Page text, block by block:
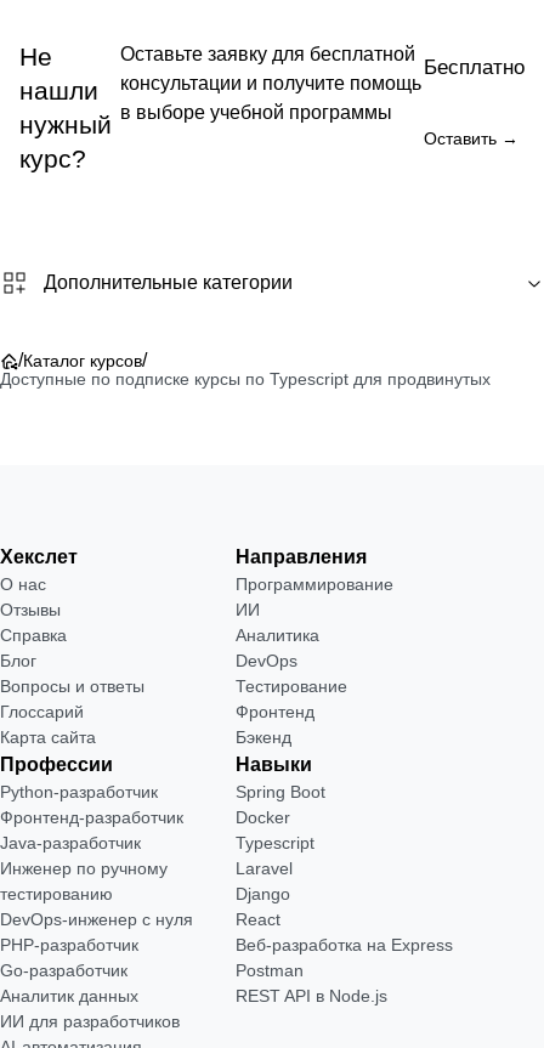
Не
нашли
нужный
курс?
Оставьте заявку для бесплатной
консультации и получите помощь
в выборе учебной программы
Бесплатно
Оставить →
Дополнительные категории
/Каталог курсов/
Доступные по подписке курсы по Typescript для продвинутых
Хекслет
О нас
Отзывы
Справка
Блог
Вопросы и ответы
Глоссарий
Карта сайта
Направления
Программирование
ИИ
Аналитика
DevOps
Тестирование
Фронтенд
Бэкенд
Профессии
Python-разработчик
Фронтенд-разработчик
Java-разработчик
Инженер по ручному
тестированию
DevOps-инженер с нуля
РНР-разработчик
Go-разработчик
Аналитик данных
ИИ для разработчиков
Навыки
Spring Boot
Docker
Typescript
Laravel
Django
React
Веб-разработка на Express
Postman
REST API в Node.js